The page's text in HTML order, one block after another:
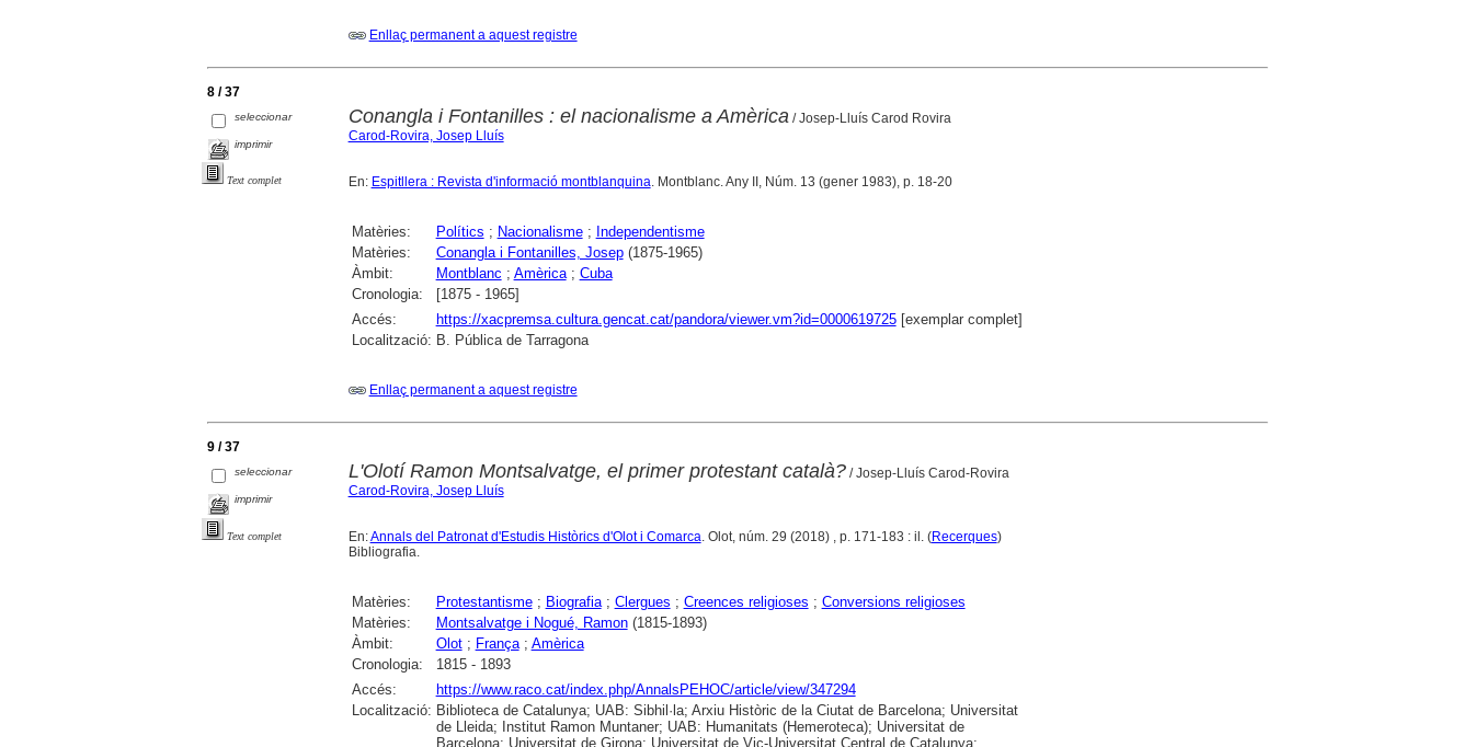
Enllaç permanent a aquest registre
8 / 37
seleccionar
imprimir
Text complet
Conangla i Fontanilles : el nacionalisme a Amèrica / Josep-Lluís Carod Rovira
Carod-Rovira, Josep Lluís
En: Espitllera : Revista d'informació montblanquina . Montblanc. Any II, Núm. 13 (gener 1983), p. 18-20
Matèries: Polítics ; Nacionalisme; Independentisme
Matèries:
Conangla i Fontanilles, Josep(1875-1965)
Àmbit:
Montblanc ; Amèrica; Cuba
Cronologia:
[1875 - 1965]
Accés:
https://xacpremsa.cultura.gencat.cat/pandora/viewer.vm?id=0000619725[exemplar complet]
Localització: B. Pública de Tarragona
Enllaç permanent a aquest registre
9 / 37
seleccionar
imprimir
Text complet
L'Olotí Ramon Montsalvatge, el primer protestant català?/ Josep-Lluís Carod-Rovira
Carod-Rovira, Josep Lluís
En:Annals del Patronat d'Estudis Històrics d'Olot i Comarca. Olot, núm. 29 (2018) , p. 171-183 : il. (Recerques)
Bibliografia.
Matèries: Protestantisme; Biografia; Clergues ; Creences religioses ; Conversions religioses
Matèries:
Montsalvatge i Nogué, Ramon(1815-1893)
Àmbit:
Olot; França; Amèrica
Cronologia:
1815 - 1893
Accés:
https://www.raco.cat/index.php/AnnalsPEHOC/article/view/347294
Localització: Biblioteca de Catalunya; UAB: Sibhil·la; Arxiu Històric de la Ciutat de Barcelona; Universitat
de Lleida; Institut Ramon Muntaner; UAB: Humanitats (Hemeroteca); Universitat de
Barcelona; Universitat de Girona; Universitat de Vic-Universitat Central de Catalunya;